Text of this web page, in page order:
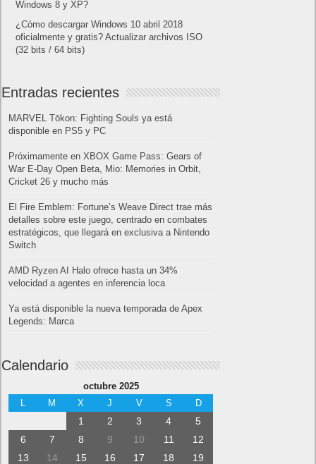
Windows 8 y XP?
¿Cómo descargar Windows 10 abril 2018
oficialmente y gratis? Actualizar archivos ISO
(32 bits / 64 bits)
Entradas recientes
MARVEL Tōkon: Fighting Souls ya está
disponible en PS5 y PC
Próximamente en XBOX Game Pass: Gears of
War E-Day Open Beta, Mio: Memories in Orbit,
Cricket 26 y mucho más
El Fire Emblem: Fortune’s Weave Direct trae más
detalles sobre este juego, centrado en combates
estratégicos, que llegará en exclusiva a Nintendo
Switch
AMD Ryzen AI Halo ofrece hasta un 34%
velocidad a agentes en inferencia loca
Ya está disponible la nueva temporada de Apex
Legends: Marca
Calendario
octubre 2025
L
M X J V S D
1 2 3 4
5
6
7 8 9 10 11
12
13
14 15 16 17 18
19